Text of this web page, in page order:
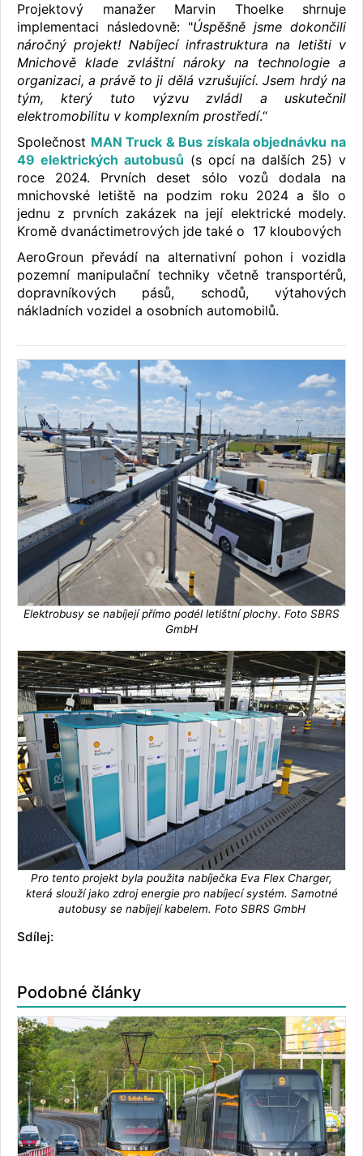
Projektový manažer Marvin Thoelke shrnuje
implementaci následovně: "Úspěšně jsme dokončili
náročný projekt! Nabíjecí infrastruktura na letišti v
Mnichově klade zvláštní nároky na technologie a
organizaci, a právě to ji dělá vzrušující. Jsem hrdý na
tým, který tuto výzvu zvládl a uskutečnil
elektromobilitu v komplexním prostředí.“
Společnost MAN Truck & Bus získala objednávku na
49 elektrických autobusů (s opcí na dalších 25) v
roce 2024. Prvních deset sólo vozů dodala na
mnichovské letiště na podzim roku 2024 a šlo o
jednu z prvních zakázek na její elektrické modely.
Kromě dvanáctimetrových jde také o 17 kloubových
AeroGroun převádí na alternativní pohon i vozidla
pozemní manipulační techniky včetně transportérů,
dopravníkových pásů, schodů, výtahových
nákladních vozidel a osobních automobilů.
Elektrobusy se nabíjejí přímo podél letištní plochy. Foto SBRS
GmbH
Pro tento projekt byla použita nabíječka Eva Flex Charger,
která slouží jako zdroj energie pro nabíjecí systém. Samotné
autobusy se nabíjejí kabelem. Foto SBRS GmbH
Sdílej:
Podobné články